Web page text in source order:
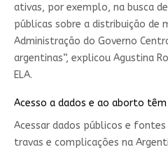
ativas, por exemplo, na busca
públicas sobre a distribuição
Administração do Governo
argentinas“, explicou Agustina
ELA.
Acesso a dados e ao aborto têm
Acessar dados públicos e
travas e complicações na